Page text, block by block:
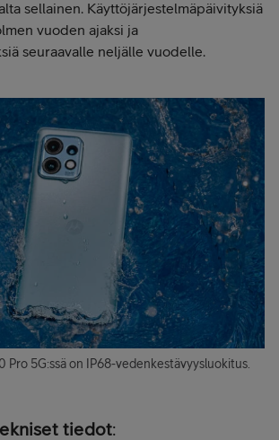
sellainen. Käyttöjärjestelmäpäivityksiä
vuoden ajaksi ja
seuraavalle neljälle vuodelle.
Pro 5G:ssä on IP68-vedenkestävyysluokitus.
tiedot: